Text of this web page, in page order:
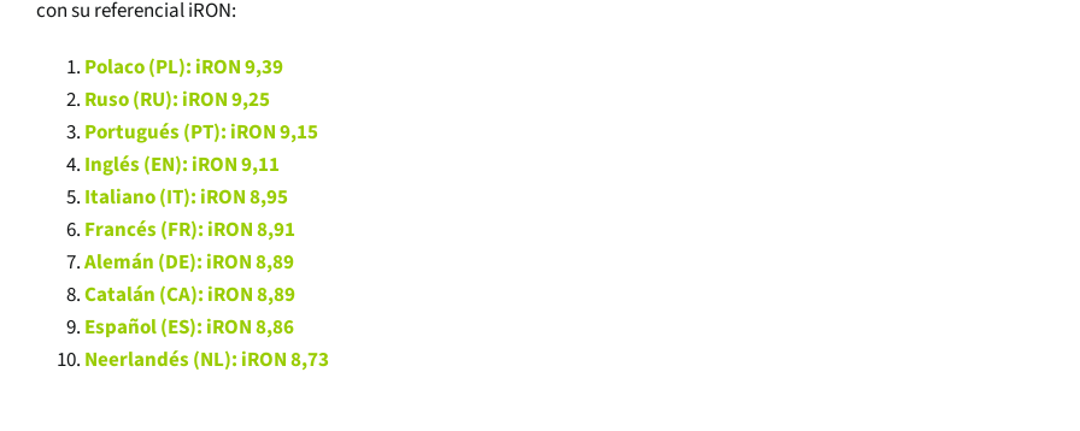
con su referencial iRON:
Polaco (PL): iRON 9,39
Ruso (RU): iRON 9,25
Portugués (PT): iRON 9,15
Inglés (EN): iRON 9,11
Italiano (IT): iRON 8,95
Francés (FR): iRON 8,91
Alemán (DE): iRON 8,89
Catalán (CA): iRON 8,89
Español (ES): iRON 8,86
Neerlandés (NL): iRON 8,73